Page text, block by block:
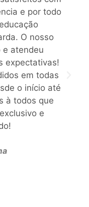
e por todo
O nosso
e atendeu
expectativas!
em todas
o início até
à todos que
e